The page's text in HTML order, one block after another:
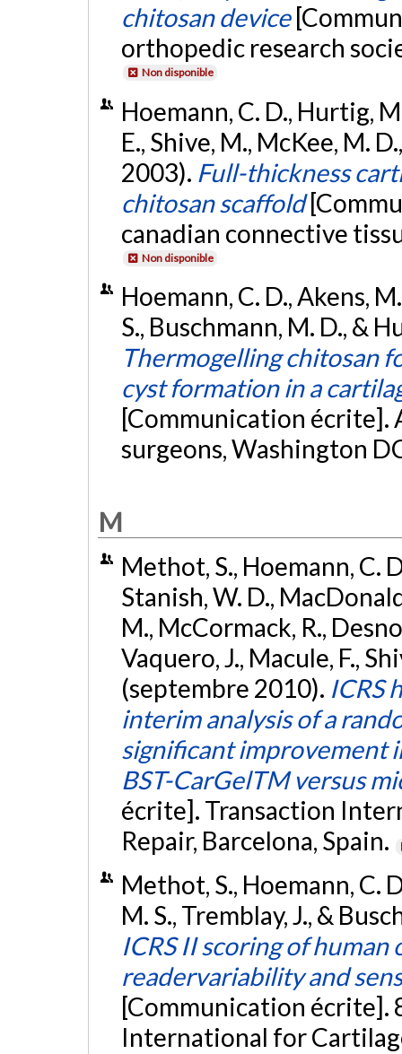
chitosan device
orthopedic research
Non disponible
Hoemann, C. D., Hurtig,
E., Shive, M., McKee, M.
2003). Full-thickness
chitosan scaffold
canadian connective
Non disponible
Hoemann, C. D., Akens,
S., Buschmann, M. D., &
Thermogelling chitosan
cyst formation in a
[Communication écrite].
surgeons, Washington
M
Methot, S., Hoemann, C.
Stanish, W. D.,
M., McCormack, R.,
Vaquero, J., Macule, F.,
(septembre 2010). ICRS
interim analysis of a
significant improvement
BST-CarGelTM versus
écrite]. Transaction
Repair, Barcelona, Spain.
Methot, S., Hoemann, C.
M. S., Tremblay, J., &
ICRS II scoring of
readervariability and
[Communication écrite].
International for